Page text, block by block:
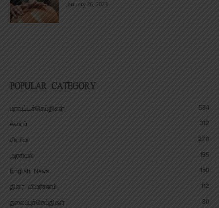
January 26, 2023
POPULAR CATEGORY
மாவட்டச்செய்திகள்
584
க்ரைம்
312
சினிமா
278
அரசியல்
195
English News
150
திரை விமர்சனம்
112
தலைப்புச்செய்திகள்
80